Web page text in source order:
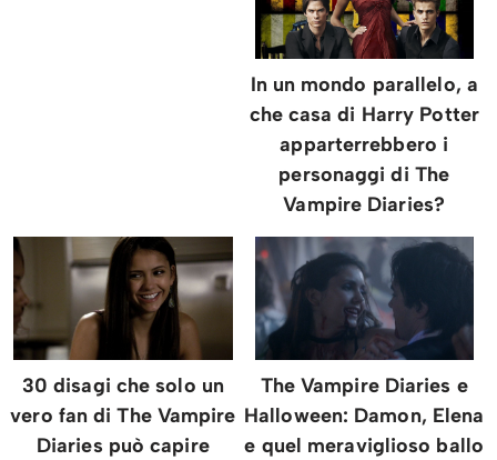
In un mondo parallelo, a
che casa di Harry Potter
apparterrebbero i
personaggi di The
Vampire Diaries?
30 disagi che solo un
vero fan di The Vampire
Diaries può capire
The Vampire Diaries e
Halloween: Damon, Elena
e quel meraviglioso ballo